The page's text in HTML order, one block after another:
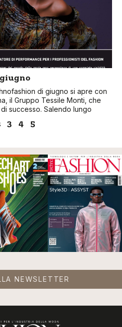
di giugno si apre con
il Gruppo Tessile Monti, che
successo. Salendo lungo
3 4 5
NEWSLETTER